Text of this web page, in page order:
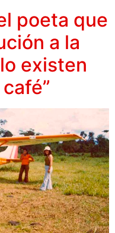
poeta que
a la
existen